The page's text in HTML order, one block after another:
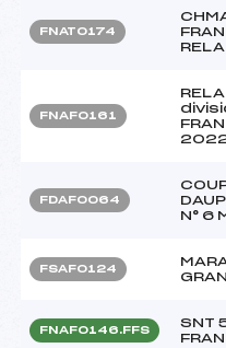
FNAT0174
FNAF0161
2022
FDAF0064
N° 6
FSAF0124
FNAF0146.FFS
SNT